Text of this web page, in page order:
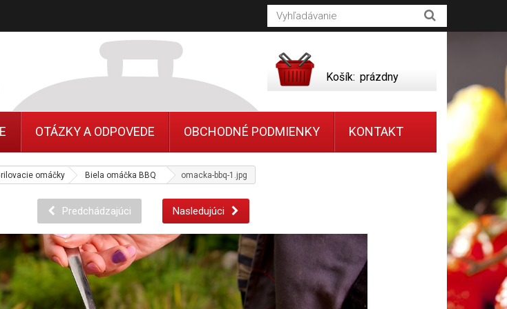
omáčky Biela omáčka BBQ omacka-bbq-1.jpg
Predchádzajúci Nasledujúci
Košík: prázdny
OTÁZKY A ODPOVEDE OBCHODNÉ PODMIENKY KONTAKT